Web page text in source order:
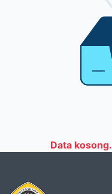
Data kosong.